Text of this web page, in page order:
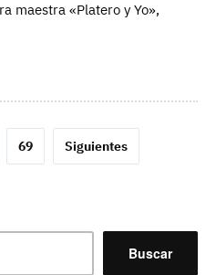
Buscar
maestra «Platero y Yo»,
69 Siguientes